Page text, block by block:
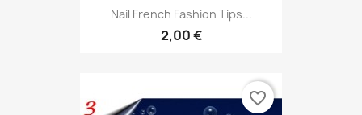
Nail French Fashion Tips...
2,00 €
favorite_border